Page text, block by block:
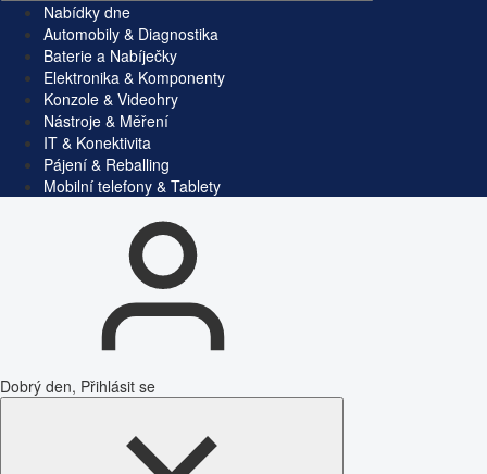
Nabídky dne
Automobily & Diagnostika
Baterie a Nabíječky
Elektronika & Komponenty
Konzole & Videohry
Nástroje & Měření
IT & Konektivita
Pájení & Reballing
Mobilní telefony & Tablety
Dobrý den, Přihlásit se